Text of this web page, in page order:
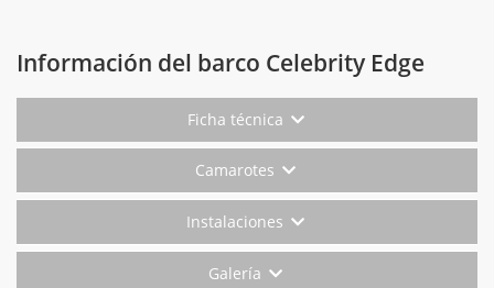
Información del barco Celebrity Edge
Ficha técnica
Camarotes
Instalaciones
Galería